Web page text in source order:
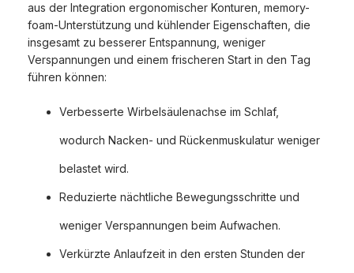
aus der Integration ergonomischer Konturen, memory-
foam-Unterstützung und kühlender Eigenschaften, die
insgesamt zu besserer Entspannung, weniger
Verspannungen und einem frischeren Start in den Tag
führen können:
Verbesserte Wirbelsäulenachse im Schlaf,
wodurch Nacken- und Rückenmuskulatur weniger
belastet wird.
Reduzierte nächtliche Bewegungsschritte und
weniger Verspannungen beim Aufwachen.
Verkürzte Anlaufzeit in den ersten Stunden der